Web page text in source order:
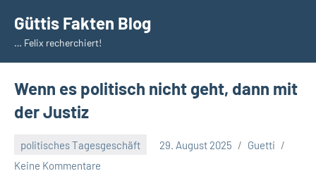
Inhalt
springen
Güttis Fakten Blog
… Felix recherchiert!
Wenn es politisch nicht geht, dann mit
der Justiz
politisches Tagesgeschäft 29. August 2025
Guetti
Keine Kommentare